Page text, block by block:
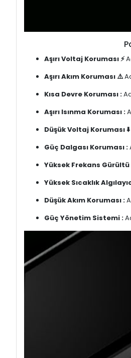
Aşırı Voltaj Koruması ⚡
Aşırı Akım Koruması ⚠️
Kısa Devre Koruması :
Aşırı Isınma Koruması :
Düşük Voltaj Koruması ⬇️
Güç Dalgası Koruması :
Yüksek Frekans
Yüksek Sıcaklık
Düşük Akım Koruması :
Güç Yönetim Sistemi :